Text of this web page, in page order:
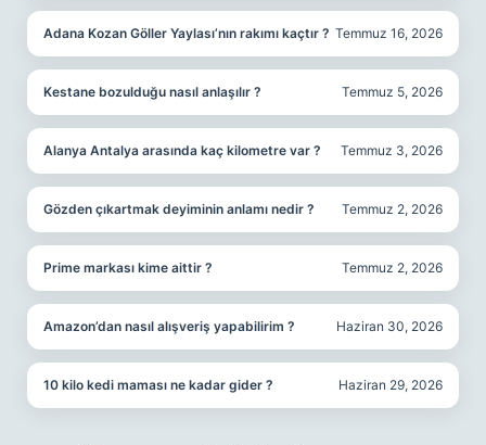
Adana Kozan Göller Yaylası’nın rakımı kaçtır ? Temmuz 16, 2026
Kestane bozulduğu nasıl anlaşılır ? Temmuz 5, 2026
Alanya Antalya arasında kaç kilometre var ? Temmuz 3, 2026
Gözden çıkartmak deyiminin anlamı nedir ? Temmuz 2, 2026
Prime markası kime aittir ? Temmuz 2, 2026
Amazon’dan nasıl alışveriş yapabilirim ? Haziran 30, 2026
10 kilo kedi maması ne kadar gider ? Haziran 29, 2026